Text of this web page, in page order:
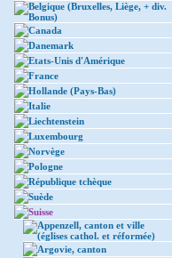
Belgique (Bruxelles, Liège, + div.
Bonus)
Canada
Danemark
Etats-Unis d'Amérique
France
Hollande (Pays-Bas)
Italie
Liechtenstein
Luxembourg
Norvège
Pologne
République tchèque
Suède
Suisse
Appenzell, canton et ville
(églises cathol. et réformée)
Argovie, canton